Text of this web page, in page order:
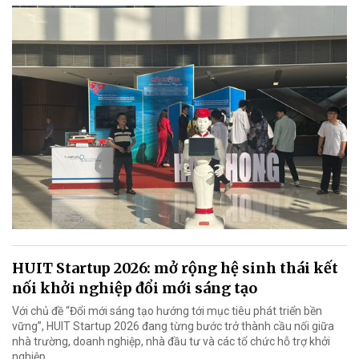
HUIT Startup 2026: mở rộng hệ sinh thái kết
nối khởi nghiệp đổi mới sáng tạo
Với chủ đề “Đổi mới sáng tạo hướng tới mục tiêu phát triển bền
vững”, HUIT Startup 2026 đang từng bước trở thành cầu nối giữa
nhà trường, doanh nghiệp, nhà đầu tư và các tổ chức hỗ trợ khởi